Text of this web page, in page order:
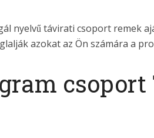
nyelvű távirati csoport remek
azokat az Ön számára a